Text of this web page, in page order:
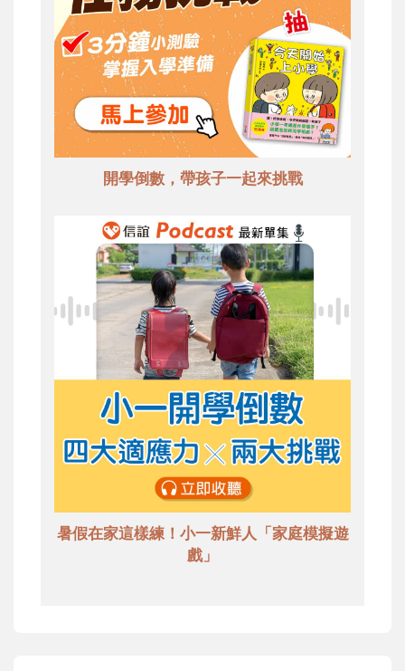
開學倒數，帶孩子一起來挑戰
暑假在家這樣練！小一新鮮人「家庭模擬遊
戲」